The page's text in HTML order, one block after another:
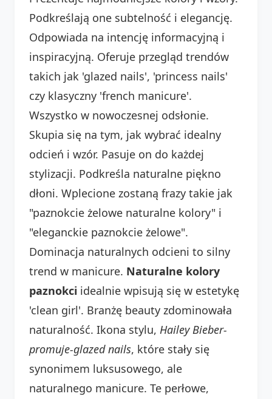
Podkreślają one subtelność i elegancję.
Odpowiada na intencję informacyjną i
inspiracyjną. Oferuje przegląd trendów
takich jak 'glazed nails', 'princess nails'
czy klasyczny 'french manicure'.
Wszystko w nowoczesnej odsłonie.
Skupia się na tym, jak wybrać idealny
odcień i wzór. Pasuje on do każdej
stylizacji. Podkreśla naturalne piękno
dłoni. Wplecione zostaną frazy takie jak
"paznokcie żelowe naturalne kolory" i
"eleganckie paznokcie żelowe".
Dominacja naturalnych odcieni to silny
trend w manicure. Naturalne kolory
paznokci idealnie wpisują się w estetykę
'clean girl'. Branżę beauty zdominowała
naturalność. Ikona stylu, Hailey Bieber-
promuje-glazed nails, które stały się
synonimem luksusowego, ale
naturalnego manicure. Te perłowe,